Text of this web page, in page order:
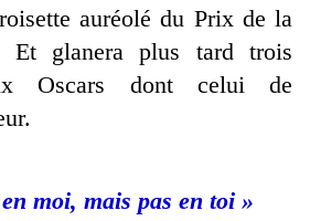
auréolé du Prix de la
Et glanera plus tard trois
Oscars dont celui de
moi, mais pas en toi »